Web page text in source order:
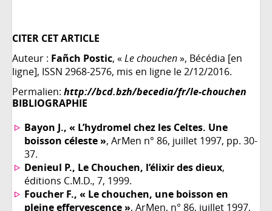
CITER CET ARTICLE
Auteur : Fañch Postic, «Le chouchen», Bécédia [en
ligne], ISSN 2968-2576, mis en ligne le 2/12/2016.
Permalien: http://bcd.bzh/becedia/fr/le-chouchen
BIBLIOGRAPHIE
Bayon J., « L’hydromel chez les Celtes. Une
boisson céleste », ArMen n° 86, juillet 1997, pp. 30-
37.
Denieul P., Le Chouchen, l’élixir des dieux,
éditions C.M.D., 7, 1999.
Foucher F., « Le chouchen, une boisson en
pleine effervescence », ArMen, n° 86, juillet 1997,